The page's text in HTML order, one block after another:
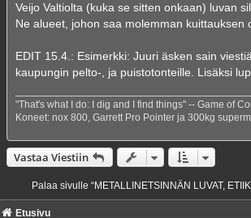
Veijo Valtiolta (kuka se sitten onkaan) luvan
Ne alueet, johon saa molemman kuittauksen
EDIT 15.4.: Esimerkki: Juuri äsken sain
kaupungin pelto-, ja puistotonteille. Lisäksi
"That's what I do: I dig and I find things" -- Game of
Koneet: nox 800, Garrett Pro Pointer ja 300kg
Vastaa Viestiin
Palaa sivulle “METALLINETSINNÄN LUVAT,
Etusivu